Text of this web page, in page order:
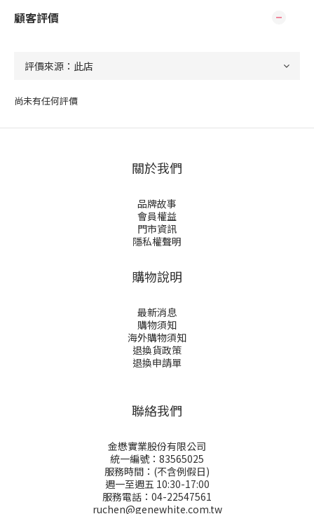
顧客評價
尚未有任何評價
關於我們
品牌故事
會員權益
門市資訊
隱私權聲明
購物說明
最新消息
購物須知
海外購物須知
退換貨政策
退換申請單
聯絡我們
金懋實業股份有限公司
統一編號：83565025
服務時間：(不含例假日)
週一至週五 10:30-17:00
服務電話：04-22547561
ruchen@genewhite.com.tw